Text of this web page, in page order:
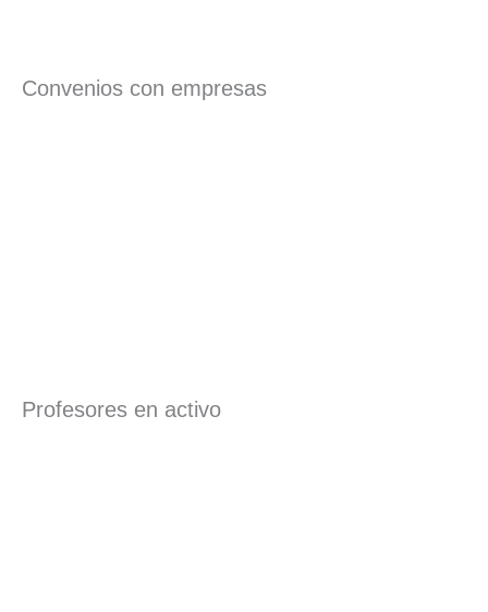
Convenios con empresas
Profesores en activo